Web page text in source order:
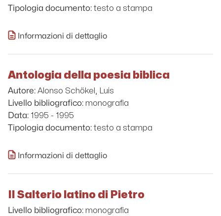
Tipologia documento: testo a stampa
Informazioni di dettaglio
Antologia della poesia biblica
Autore: Alonso Schökel, Luis
Livello bibliografico: monografia
Data: 1995 - 1995
Tipologia documento: testo a stampa
Informazioni di dettaglio
Il Salterio latino di Pietro
Livello bibliografico: monografia